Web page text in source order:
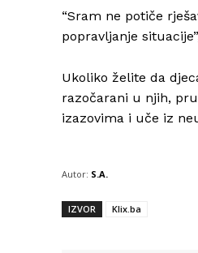
“Sram ne potiče
popravljanje
Ukoliko želite da
razočarani u njih,
izazovima i uče iz
Autor: S.A.
IZVOR Klix.ba